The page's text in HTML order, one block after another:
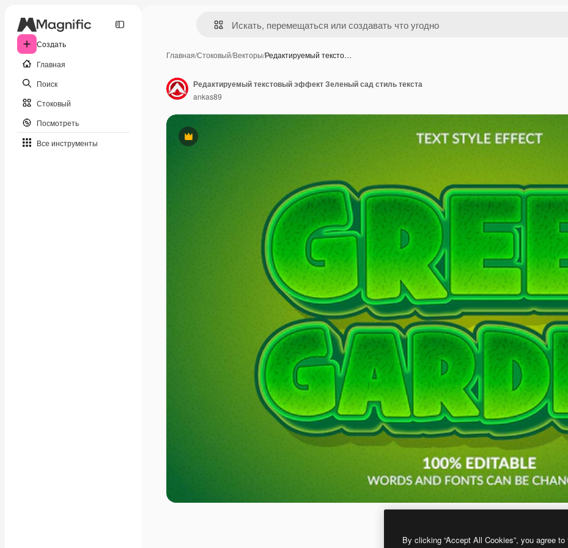
Создать
Главная
Поиск
Стоковый
Посмотреть
Все инструменты
Главная/Стоковый/Векторы/Редактируемый тексто…
Премиум
Редактируемый текстовый эффект Зеленый сад стиль текста
ankas89
By clicking “Accept All Cookies”, you agree